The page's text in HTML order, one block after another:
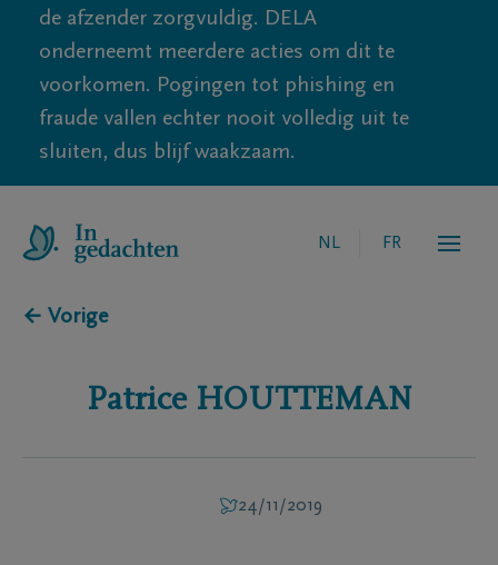
de afzender zorgvuldig. DELA
onderneemt meerdere acties om dit te
voorkomen. Pogingen tot phishing en
fraude vallen echter nooit volledig uit te
sluiten, dus blijf waakzaam.
NL FR
← Vorige
Patrice HOUTTEMAN
24/11/2019